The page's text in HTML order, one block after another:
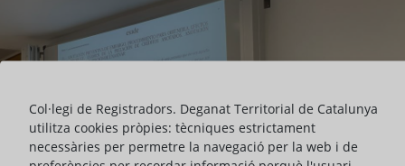
Col·legi de Registradors. Deganat Territorial de Catalunya
utilitza cookies pròpies: tècniques estrictament
necessàries per permetre la navegació per la web i de